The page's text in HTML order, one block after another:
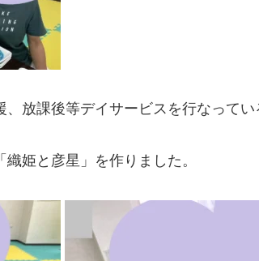
放課後等デイサービスを行なってい
姫と彦星」を作りました。